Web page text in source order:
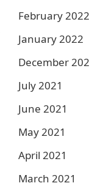
February 2022
January 2022
December
July 2021
June 2021
May 2021
April 2021
March 2021